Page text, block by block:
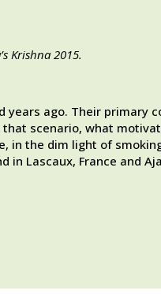
Krishna 2015.
ago. Their primary
scenario, what
in the dim light of
Lascaux, France and